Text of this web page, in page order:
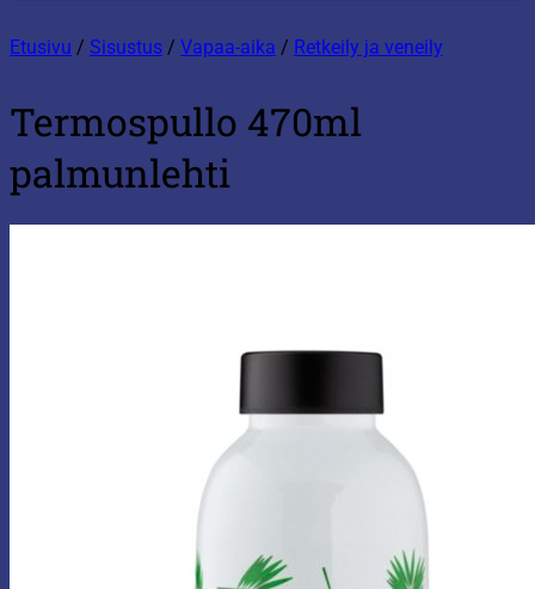
Etusivu / Sisustus / Vapaa-aika / Retkeily ja veneily
Termospullo 470ml
palmunlehti